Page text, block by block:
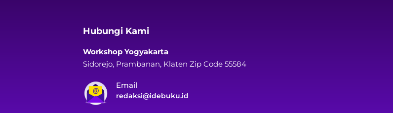
Hubungi Kami
Workshop Yogyakarta
Sidorejo, Prambanan, Klaten Zip Code 55584
Email
redaksi@idebuku.id